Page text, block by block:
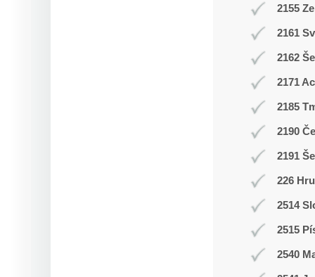
2155
2161
2162
2171
2185
2190
2191
226
2514
2515
2540